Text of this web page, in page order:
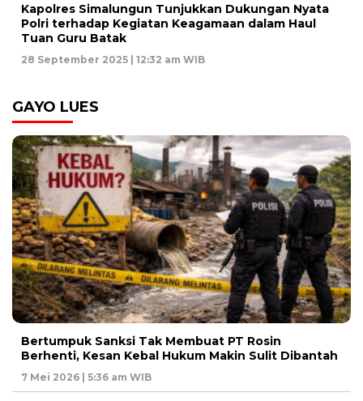
Kapolres Simalungun Tunjukkan Dukungan Nyata
Polri terhadap Kegiatan Keagamaan dalam Haul
Tuan Guru Batak
28 September 2025 | 12:32 am WIB
GAYO LUES
Bertumpuk Sanksi Tak Membuat PT Rosin
Berhenti, Kesan Kebal Hukum Makin Sulit Dibantah
7 Mei 2026 | 5:36 am WIB